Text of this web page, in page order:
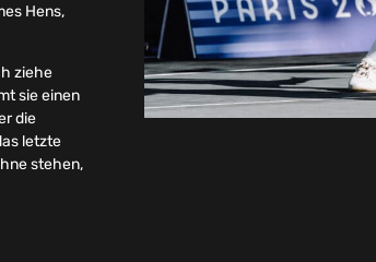
Hens,
ziehe
sie einen
die
letzte
stehen,